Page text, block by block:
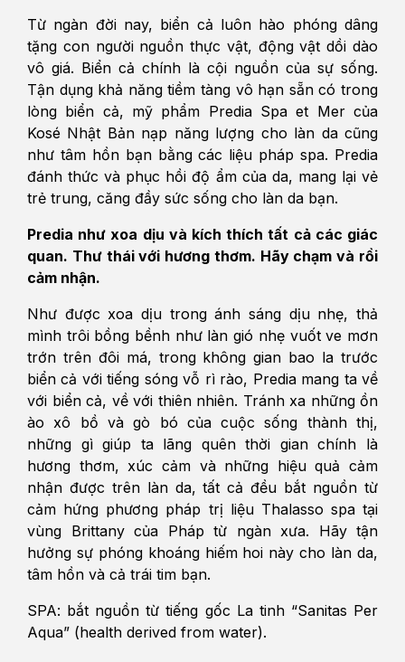
Từ ngàn đời nay, biển cả luôn hào phóng dâng
tặng con người nguồn thực vật, động vật dồi dào
vô giá. Biển cả chính là cội nguồn của sự sống.
Tận dụng khả năng tiềm tàng vô hạn sẵn có trong
lòng biển cả, mỹ phẩm Predia Spa et Mer của
Kosé Nhật Bản nạp năng lượng cho làn da cũng
như tâm hồn bạn bằng các liệu pháp spa. Predia
đánh thức và phục hồi độ ẩm của da, mang lại vẻ
trẻ trung, căng đầy sức sống cho làn da bạn.
Predia như xoa dịu và kích thích tất cả các giác
quan. Thư thái với hương thơm. Hãy chạm và rồi
cảm nhận.
Như được xoa dịu trong ánh sáng dịu nhẹ, thả
mình trôi bồng bềnh như làn gió nhẹ vuốt ve mơn
trớn trên đôi má, trong không gian bao la trước
biển cả với tiếng sóng vỗ rì rào, Predia mang ta về
với biển cả, về với thiên nhiên. Tránh xa những ồn
ào xô bồ và gò bó của cuộc sống thành thị,
những gì giúp ta lãng quên thời gian chính là
hương thơm, xúc cảm và những hiệu quả cảm
nhận được trên làn da, tất cả đều bắt nguồn từ
cảm hứng phương pháp trị liệu Thalasso spa tại
vùng Brittany của Pháp từ ngàn xưa. Hãy tận
hưởng sự phóng khoáng hiếm hoi này cho làn da,
tâm hồn và cả trái tim bạn.
SPA: bắt nguồn từ tiếng gốc La tinh “Sanitas Per
Aqua” (health derived from water).